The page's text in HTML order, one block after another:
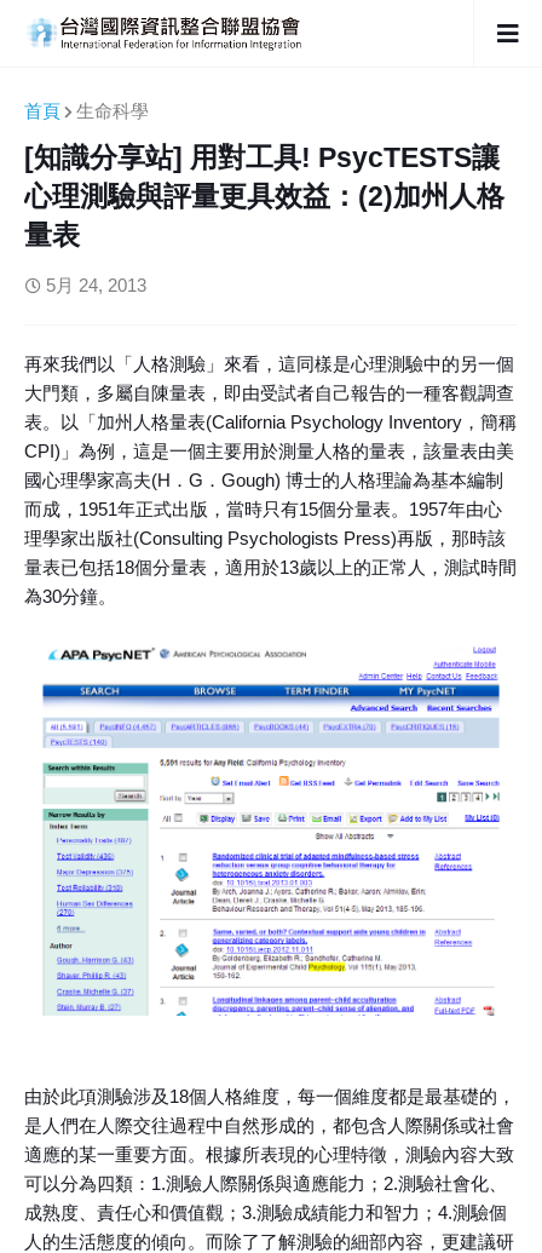
首頁 生命科學
[知識分享站] 用對工具! PsycTESTS讓
心理測驗與評量更具效益：(2)加州人格
量表
5月 24, 2013
再來我們以「人格測驗」來看，這同樣是心理測驗中的另一個
大門類，多屬自陳量表，即由受試者自己報告的一種客觀調查
表。以「加州人格量表(California Psychology Inventory，簡稱
CPI)」為例，這是一個主要用於測量人格的量表，該量表由美
國心理學家高夫(H．G．Gough) 博士的人格理論為基本編制
而成，1951年正式出版，當時只有15個分量表。1957年由心
理學家出版社(Consulting Psychologists Press)再版，那時該
量表已包括18個分量表，適用於13歲以上的正常人，測試時間
為30分鐘。
由於此項測驗涉及18個人格維度，每一個維度都是最基礎的，
是人們在人際交往過程中自然形成的，都包含人際關係或社會
適應的某一重要方面。根據所表現的心理特徵，測驗內容大致
可以分為四類：1.測驗人際關係與適應能力；2.測驗社會化、
成熟度、責任心和價值觀；3.測驗成績能力和智力；4.測驗個
人的生活態度的傾向。而除了了解測驗的細部內容，更建議研